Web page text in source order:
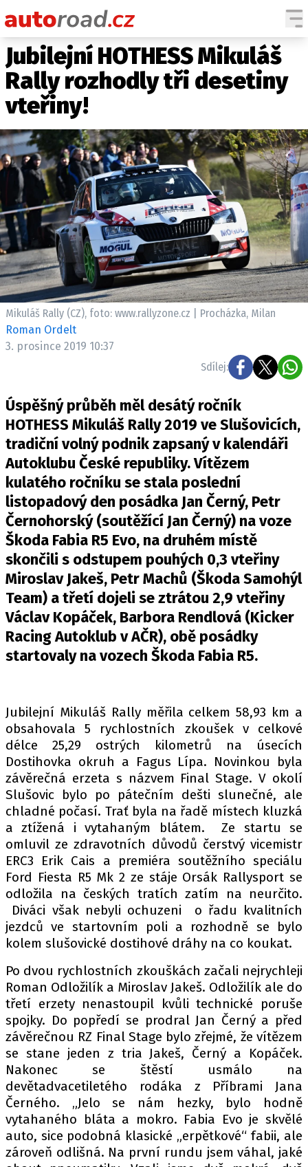
AUTA
TESTY AUT
SPY
HISTORIE
ZAJÍMAVOSTI
TECHNIKA
EKONOMIKA
ČESKÝ TRH
TUNING
PROFI
ELEKTRO
NOVINKY ZE SVĚTA EV
TESTY ELEKTROMOBILŮ
RALLY
OSTATNÍ
TISKOVKY
ROZHOVORY
DAKAR
Z DOMOVA
ZE SVĚTA
MOTORSPORT
PIT LANE
ČEŠI V AKCI
FIA CEZ & POHÁRY
SLEDUJTE NÁS NA|
Máte příběh, fotku nebo video?
Pošlete e-mail na autoroad.cz
ETICKÝ KODEX
KONTAKT
VYDAVATEL
INZERCE
OSOBNÍ ÚDAJE / COOKIES
Provozovatelem serveru autoroad.cz je
INCORP MEDIA GROUP s.r.o., IČ: 118 23 054
Jubilejní HOTHESS Mikuláš
Rally rozhodly tři desetiny
vteřiny!
Mikuláš Rally (CZ), foto: www.rallyzone.cz | Procházka, Milan
Roman Ordelt
3. prosince 2019 10:37
Sdílej:
Úspěšný průběh měl desátý ročník
HOTHESS Mikuláš Rally 2019 ve Slušovicích,
tradiční volný podnik zapsaný v kalendáři
Autoklubu České republiky. Vítězem
kulatého ročníku se stala poslední
listopadový den posádka Jan Černý, Petr
Černohorský (soutěžící Jan Černý) na voze
Škoda Fabia R5 Evo, na druhém místě
skončili s odstupem pouhých 0,3 vteřiny
Miroslav Jakeš, Petr Machů (Škoda Samohýl
Team) a třetí dojeli se ztrátou 2,9 vteřiny
Václav Kopáček, Barbora Rendlová (Kicker
Racing Autoklub v AČR), obě posádky
startovaly na vozech Škoda Fabia R5.
Jubilejní Mikuláš Rally měřila celkem 58,93 km a
obsahovala 5 rychlostních zkoušek v celkové
délce 25,29 ostrých kilometrů na úsecích
Dostihovka okruh a Fagus Lípa. Novinkou byla
závěrečná erzeta s názvem Final Stage. V okolí
Slušovic bylo po pátečním dešti slunečné, ale
chladné počasí. Trať byla na řadě místech kluzká
a ztížená i vytahaným blátem. Ze startu se
omluvil ze zdravotních důvodů čerstvý vicemistr
ERC3 Erik Cais a premiéra soutěžního speciálu
Ford Fiesta R5 Mk 2 ze stáje Orsák Rallysport se
odložila na českých tratích zatím na neurčito.
Diváci však nebyli ochuzeni o řadu kvalitních
jezdců ve startovním poli a rozhodně se bylo
kolem slušovické dostihové dráhy na co koukat.
Po dvou rychlostních zkouškách začali nejrychleji
Roman Odložilík a Miroslav Jakeš. Odložilík ale do
třetí erzety nenastoupil kvůli technické poruše
spojky. Do popředí se prodral Jan Černý a před
závěrečnou RZ Final Stage bylo zřejmé, že vítězem
se stane jeden z tria Jakeš, Černý a Kopáček.
Nakonec se štěstí usmálo na
devětadvacetiletého rodáka z Příbrami Jana
Černého. „Jelo se nám hezky, bylo hodně
vytahaného bláta a mokro. Fabia Evo je skvělé
auto, sice podobná klasické „erpětkové“ fabii, ale
zároveň odlišná. Na první rundu jsem váhal, jaké